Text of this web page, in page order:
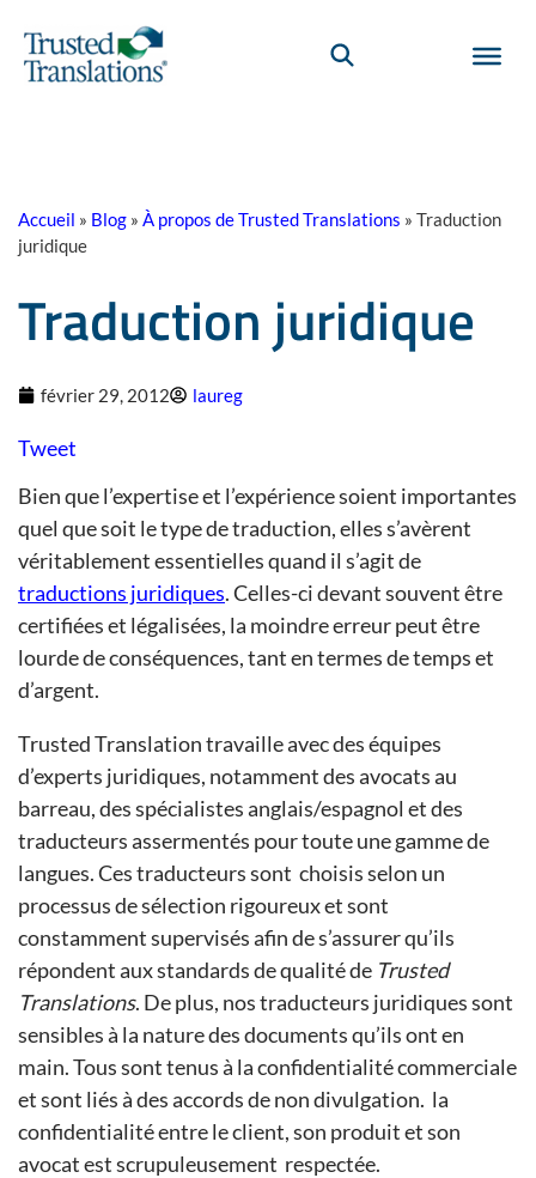
Accueil » Blog » À propos de Trusted Translations » Traduction
juridique
Traduction juridique
février 29, 2012 laureg
Tweet
Bien que l’expertise et l’expérience soient importantes
quel que soit le type de traduction, elles s’avèrent
véritablement essentielles quand il s’agit de
traductions juridiques. Celles-ci devant souvent être
certifiées et légalisées, la moindre erreur peut être
lourde de conséquences, tant en termes de temps et
d’argent.
Trusted Translation travaille avec des équipes
d’experts juridiques, notamment des avocats au
barreau, des spécialistes anglais/espagnol et des
traducteurs assermentés pour toute une gamme de
langues. Ces traducteurs sont choisis selon un
processus de sélection rigoureux et sont
constamment supervisés afin de s’assurer qu’ils
répondent aux standards de qualité de Trusted
Translations. De plus, nos traducteurs juridiques sont
sensibles à la nature des documents qu’ils ont en
main. Tous sont tenus à la confidentialité commerciale
et sont liés à des accords de non divulgation. la
confidentialité entre le client, son produit et son
avocat est scrupuleusement respectée.